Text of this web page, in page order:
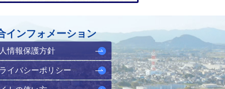
インフォメーション
情報保護方針
イバシーポリシー